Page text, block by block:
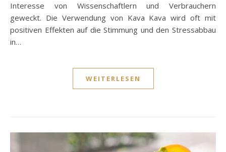
Interesse von Wissenschaftlern und Verbrauchern
geweckt. Die Verwendung von Kava Kava wird oft mit
positiven Effekten auf die Stimmung und den Stressabbau
in…
WEITERLESEN